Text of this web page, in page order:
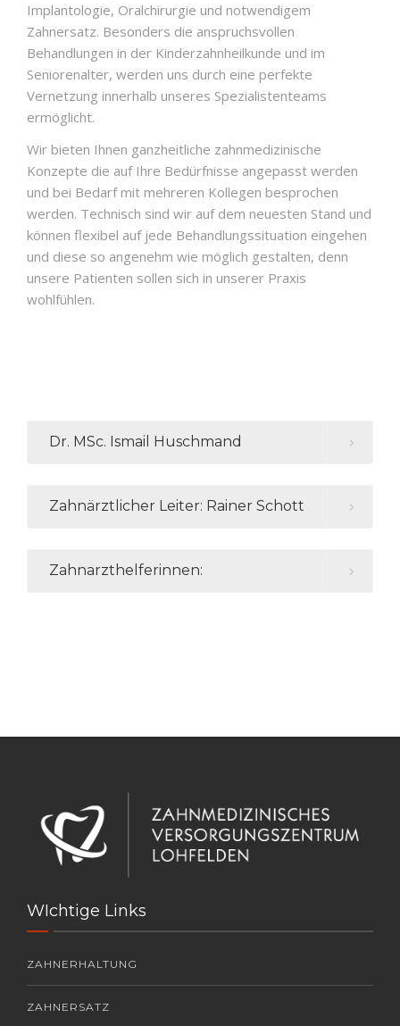
Implantologie, Oralchirurgie und notwendigem
Zahnersatz. Besonders die anspruchsvollen
Behandlungen in der Kinderzahnheilkunde und im
Seniorenalter, werden uns durch eine perfekte
Vernetzung innerhalb unseres Spezialistenteams
ermöglicht.
Wir bieten Ihnen ganzheitliche zahnmedizinische
Konzepte die auf Ihre Bedürfnisse angepasst werden
und bei Bedarf mit mehreren Kollegen besprochen
werden. Technisch sind wir auf dem neuesten Stand und
können flexibel auf jede Behandlungssituation eingehen
und diese so angenehm wie möglich gestalten, denn
unsere Patienten sollen sich in unserer Praxis
wohlfühlen.
Dr. MSc. Ismail Huschmand
Zahnärztlicher Leiter: Rainer Schott
Zahnarzthelferinnen:
WIchtige Links
ZAHNERHALTUNG
ZAHNERSATZ